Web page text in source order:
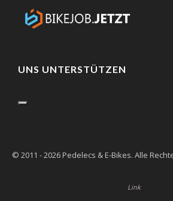
UNS UNTERSTÜTZEN
© 2011 - 2026 Pedelecs & E-Bikes. Alle
Link